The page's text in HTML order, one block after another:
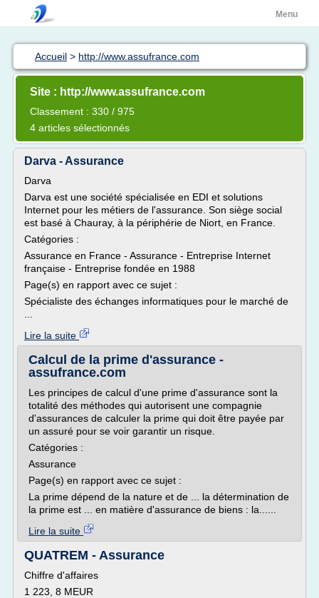
Menu
Accueil > http://www.assufrance.com
Site : http://www.assufrance.com
Classement : 330 / 975
4 articles sélectionnés
Darva - Assurance
Darva
Darva est une société spécialisée en EDI et solutions
Internet pour les métiers de l'assurance. Son siège social
est basé à Chauray, à la périphérie de Niort, en France.
Catégories :
Assurance en France - Assurance - Entreprise Internet
française - Entreprise fondée en 1988
Page(s) en rapport avec ce sujet :
Spécialiste des échanges informatiques pour le marché de
Lire la suite
Calcul de la prime d'assurance -
assufrance.com
Les principes de calcul d'une prime d'assurance sont la
totalité des méthodes qui autorisent une compagnie
d'assurances de calculer la prime qui doit être payée par
un assuré pour se voir garantir un risque.
Catégories :
Assurance
Page(s) en rapport avec ce sujet :
La prime dépend de la nature et de ... la détermination de
la prime est ... en matière d'assurance de biens : la......
Lire la suite
QUATREM - Assurance
Chiffre d'affaires
1 223, 8 MEUR